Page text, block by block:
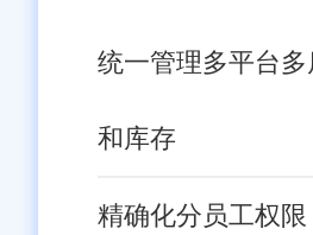
统一管理多平台
和库存
精确化分员工权限